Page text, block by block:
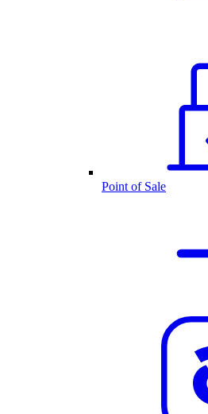
Point of Sale